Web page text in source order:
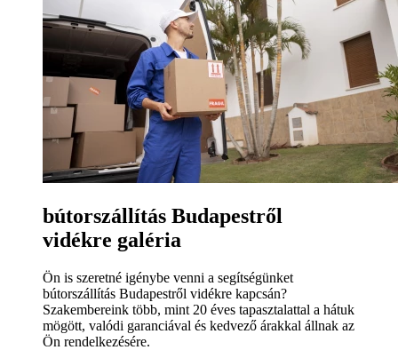
bútorszállítás Budapestről
vidékre galéria
Ön is szeretné igénybe venni a segítségünket
bútorszállítás Budapestről vidékre kapcsán?
Szakembereink több, mint 20 éves tapasztalattal a hátuk
mögött, valódi garanciával és kedvező árakkal állnak az
Ön rendelkezésére.